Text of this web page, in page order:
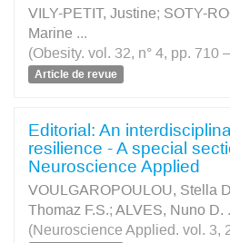
VILY-PETIT, Justine; SOTY-
Marine ...
(Obesity. vol. 32, n° 4, pp. 710
Article de revue
Editorial: An
resilience - A special
Neuroscience Applied
VOULGAROPOULOU, Stella
Thomaz F.S.; ALVES, Nuno D.
(Neuroscience Applied. vol. 3,